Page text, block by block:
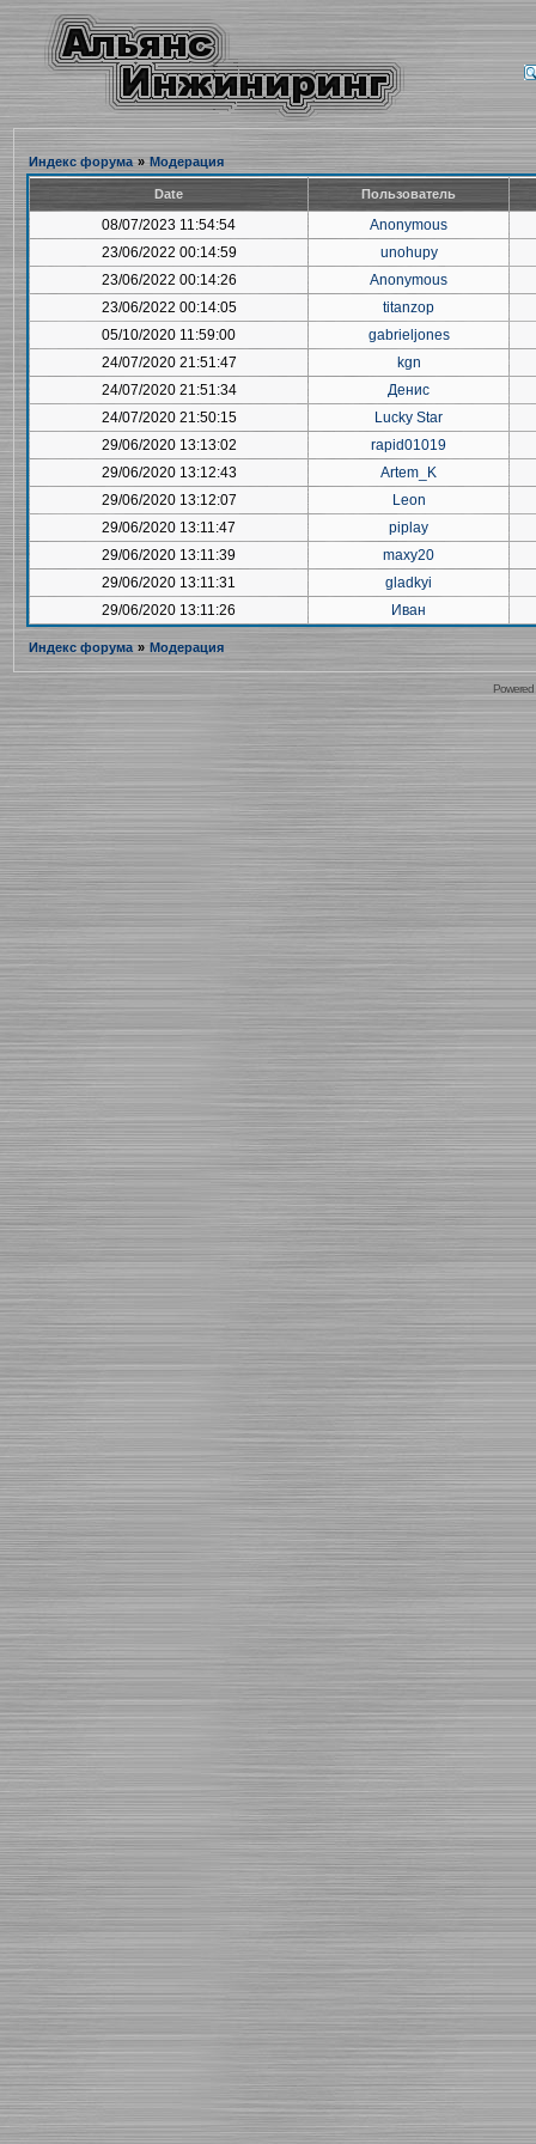
Индекс форума » Модерация
Date Пользователь
08/07/2023 11:54:54
Anonymous
23/06/2022 00:14:59
unohupy
23/06/2022 00:14:26
Anonymous
23/06/2022 00:14:05
titanzop
05/10/2020 11:59:00
gabrieljones
24/07/2020 21:51:47
kgn
24/07/2020 21:51:34
Денис
24/07/2020 21:50:15
Lucky Star
29/06/2020 13:13:02
rapid01019
29/06/2020 13:12:43
Artem_K
29/06/2020 13:12:07
Leon
29/06/2020 13:11:47
piplay
29/06/2020 13:11:39
maxy20
29/06/2020 13:11:31
gladkyi
29/06/2020 13:11:26
Иван
Индекс форума » Модерация